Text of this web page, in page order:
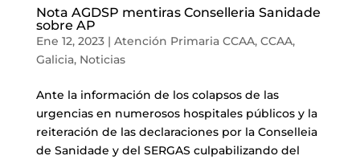
Nota AGDSP mentiras Conselleria Sanidade
sobre AP
Ene 12, 2023| Atención Primaria CCAA, CCAA,
Galicia, Noticias
Ante la información de los colapsos de las
urgencias en numerosos hospitales públicos y la
reiteración de las declaraciones por la Conselleia
de Sanidade y del SERGAS culpabilizando del